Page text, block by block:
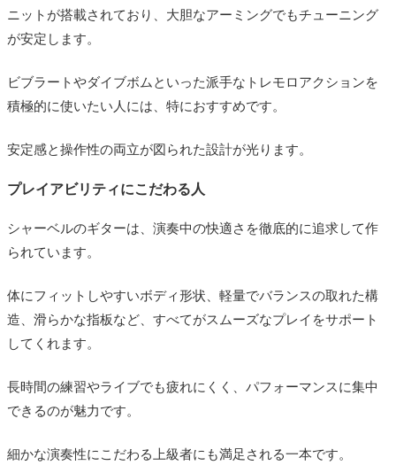
ニットが搭載されており、大胆なアーミングでもチューニング
が安定します。
ビブラートやダイブボムといった派手なトレモロアクションを
積極的に使いたい人には、特におすすめです。
安定感と操作性の両立が図られた設計が光ります。
プレイアビリティにこだわる人
シャーベルのギターは、演奏中の快適さを徹底的に追求して作
られています。
体にフィットしやすいボディ形状、軽量でバランスの取れた構
造、滑らかな指板など、すべてがスムーズなプレイをサポート
してくれます。
長時間の練習やライブでも疲れにくく、パフォーマンスに集中
できるのが魅力です。
細かな演奏性にこだわる上級者にも満足される一本です。